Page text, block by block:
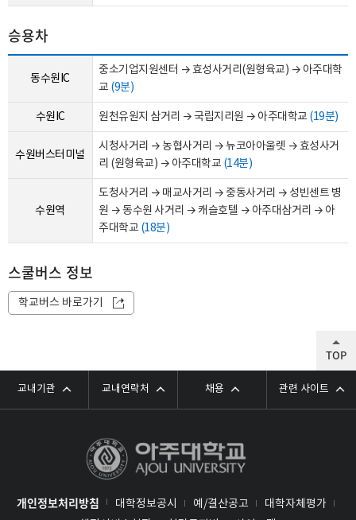
승용차
동수원IC
중소기업지원센터 → 효성사거리(원형육교) → 아주대학
교 (9분)
수원IC 원천유원지 삼거리 → 국립지리원 → 아주대학교 (19분)
수원버스터미널
시청사거리 → 농협사거리 → 뉴코아아울렛 → 효성사거
리 (원형육교) → 아주대학교 (14분)
수원역
도청사거리 → 매교사거리 → 중동사거리 → 성빈센트 병
원 → 동수원 사거리 → 캐슬호텔 → 아주대삼거리 → 아
주대학교 (18분)
스쿨버스 정보
학교버스 바로가기
교내기관 교내연락처 채용 관련 사이트
개인정보처리방침 대학정보공시 예/결산공고
대학자체평가
TOP